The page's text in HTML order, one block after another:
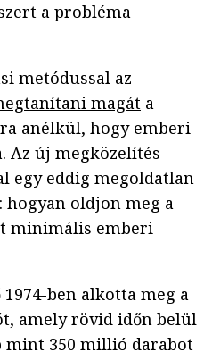
a probléma
metódussal az
magát a
anélkül, hogy emberi
Az új megközelítés
egy eddig megoldatlan
oldjon meg a
minimális emberi
ben alkotta meg a
amely rövid időn belül
mint 350 millió darabot